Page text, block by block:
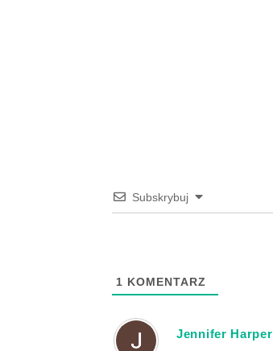
Subskrybuj
1 KOMENTARZ
Jennifer Harper